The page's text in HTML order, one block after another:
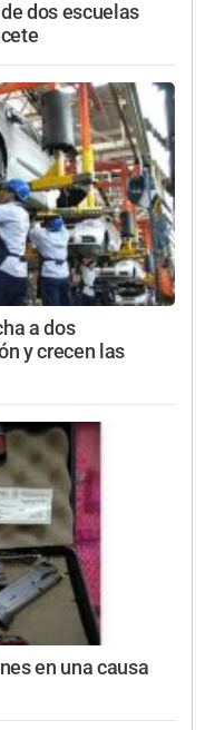
dos escuelas
a dos
y crecen las
en una causa